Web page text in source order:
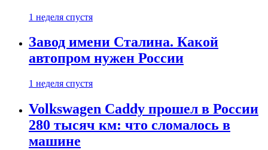
1 неделя спустя
Завод имени Сталина. Какой
автопром нужен России
1 неделя спустя
Volkswagen Caddy прошел в России
280 тысяч км: что сломалось в
машине